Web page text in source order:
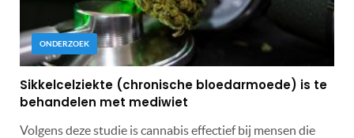
ONDERZOEK
Sikkelcelziekte (chronische bloedarmoede) is te
behandelen met mediwiet
Volgens deze studie is cannabis effectief bij mensen die